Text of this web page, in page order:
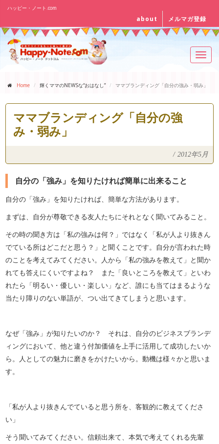
ハッピー・ノート.com
about メルマガ登録
Home 輝くママのNEWSな“おはなし” ママブランディング「自分の強み・弱み」
ママブランディング「自分の強
み・弱み」
/ 2012年5月
自分の「強み」を知りたければ簡単に出来ること
自分の「強み」を知りたければ、簡単な方法があります。
まずは、自分が尊敬できる友人たちにそれとなく聞いてみること。
その時の聞き方は「私の強みは何？」ではなく「私が人より抜きん
でている所はどこだと思う？」と聞くことです。自分が言われた時
のことを考えてみてください。人から「私の強みを教えて」と聞か
れても答えにくいですよね？ また「良いところを教えて」といわ
れたら「明るい・優しい・楽しい」など、誰にも当てはまるような
当たり障りのない単語が、つい出てきてしまうと思います。
なぜ「強み」が知りたいのか？ それは、自分のビジネスブランデ
ィングにおいて、他と違う付加価値を上手に活用して成功したいか
ら。人としての魅力に磨きをかけたいから。動機は様々かと思いま
す。
「私が人より抜きんでていると思う所を、客観的に教えてくださ
い」
そう聞いてみてください。信頼出来て、本気で考えてくれる先輩